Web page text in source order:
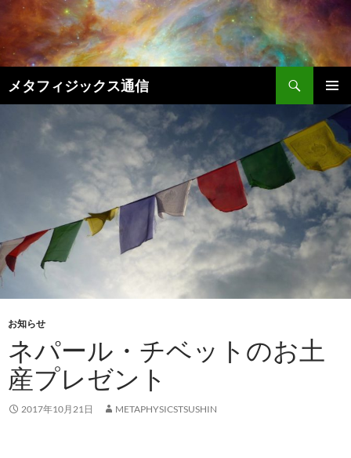
テ
ン
へ
メタフィジックス通信
索
メインメ
ニュー
お知らせ
ネパール・チベットのお土
産プレゼント
2017年10月21日 METAPHYSICSTSUSHIN